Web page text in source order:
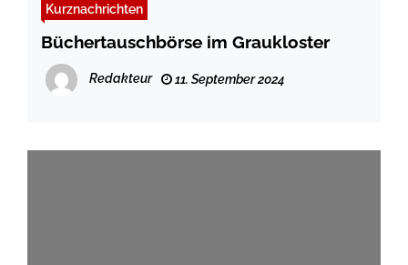
Kurznachrichten
Büchertauschbörse im Graukloster
Redakteur 11. September 2024